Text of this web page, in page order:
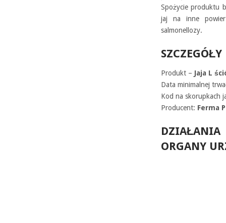
Spożycie produktu
jaj na inne
salmonellozy.
Produkt – Jaja L
Data minimalnej
Kod na skorupkach
Producent: Ferma
DZIAŁANIA
ORGANY